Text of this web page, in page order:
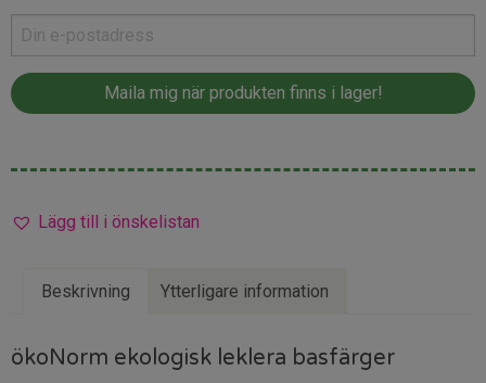
Lägg till i önskelistan
Beskrivning Ytterligare information
ökoNorm ekologisk leklera basfärger